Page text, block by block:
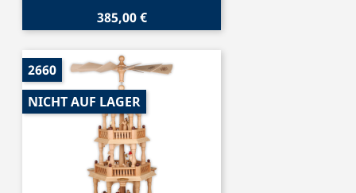
385,00 €
2660
NICHT AUF LAGER